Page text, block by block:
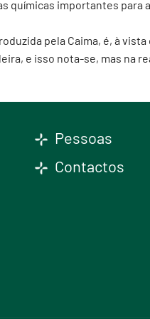
químicas importantes para
pela Caima, é, à
e isso nota-se, mas na
Pessoas
Contactos